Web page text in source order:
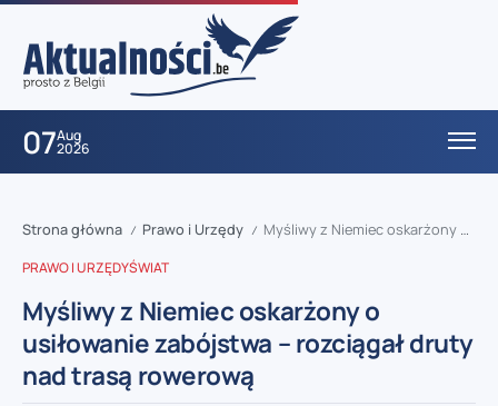
07Aug
2026
Strona główna / Prawo i Urzędy / Myśliwy z Niemiec oskarżony o usiłowanie zabójstwa – rozciągał druty nad trasą rowerową
PRAWO I URZĘDYŚWIAT
Myśliwy z Niemiec oskarżony o
usiłowanie zabójstwa – rozciągał druty
nad trasą rowerową